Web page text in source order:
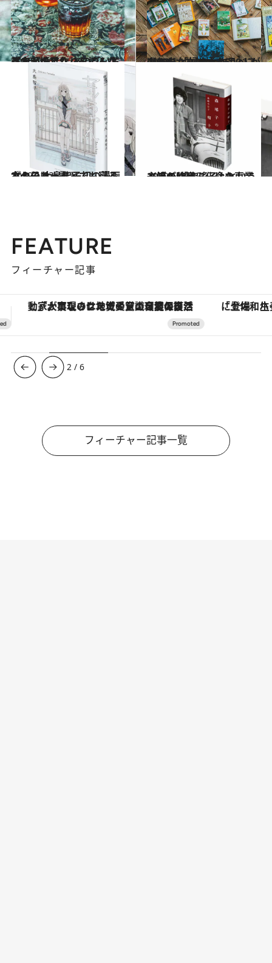
2016.1.10
『赤毛のアン』を読んだ誰もが憧れた あの「いちご水」を手作りしてみよう！
グルメ 2016.1.11
少年少女文学好き500人が選んだ 「好きな作品ベスト50」
カルチャー
2019.1.22
主人公は、誰とでも寝る女の子 大島智子初の漫画『セッちゃん』
カルチャー 2019.6.10
バブル時代、一介の専業主婦が 「森瑤子」という一流の作家に化けた
カルチャー
FEATURE
フィーチャー記事
「土佐和ハーブかき氷」がOMO7高知に登場！生姜、山椒、大葉など目にも舌にも涼を呼ぶ郷土の味 【夏限定ディナーコース】旬を
3 /6
フィーチャー記事一覧